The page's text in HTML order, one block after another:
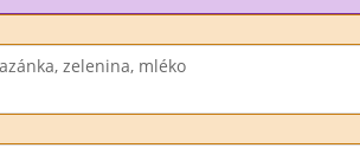
zelenina, mléko